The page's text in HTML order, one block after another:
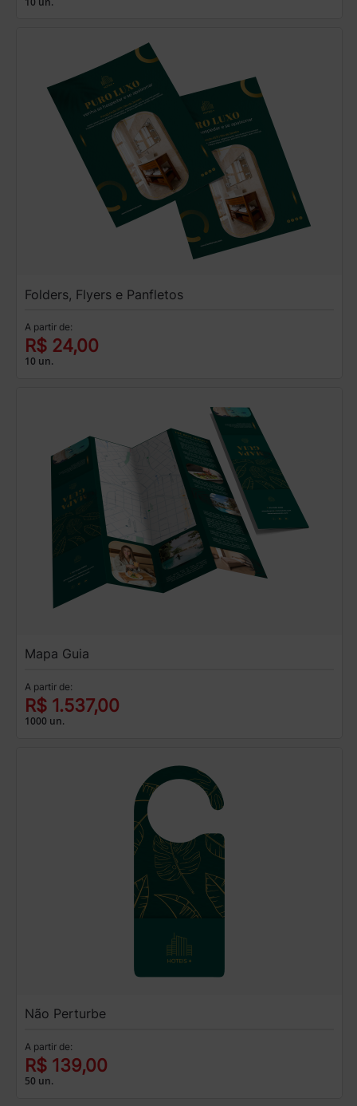
Folders, Flyers e Panfletos
A partir de:
R$ 24,00
10 un.
Mapa Guia
A partir de:
R$ 1.537,00
1000 un.
Não Perturbe
A partir de:
R$ 139,00
50 un.